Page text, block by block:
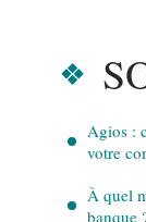
Agios :
votre
À quel
banque